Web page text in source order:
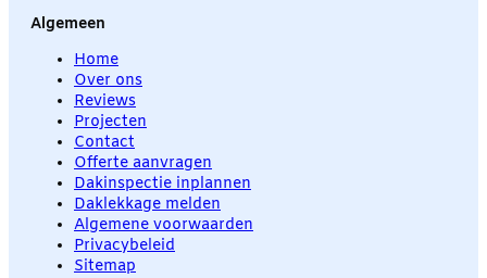
Algemeen
Home
Over ons
Reviews
Projecten
Contact
Offerte aanvragen
Dakinspectie inplannen
Daklekkage melden
Algemene voorwaarden
Privacybeleid
Sitemap